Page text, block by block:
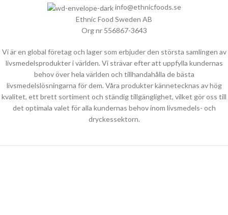
info@ethnicfoods.se
Ethnic Food Sweden AB
Org nr 556867-3643
Vi är en global företag och lager som erbjuder den största samlingen av
livsmedelsprodukter i världen. Vi strävar efter att uppfylla kundernas
behov över hela världen och tillhandahålla de bästa
livsmedelslösningarna för dem. Våra produkter kännetecknas av hög
kvalitet, ett brett sortiment och ständig tillgänglighet, vilket gör oss till
det optimala valet för alla kundernas behov inom livsmedels- och
dryckessektorn.